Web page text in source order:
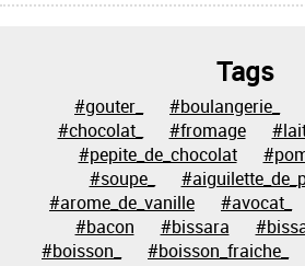
Tags
#gouter_ #boulangerie_
#chocolat_
#fromage
#pepite_de_chocolat
#soupe_
#arome_de_vanille
#avocat_
#bacon
#bissara
#boisson_
#boisson_fraiche_